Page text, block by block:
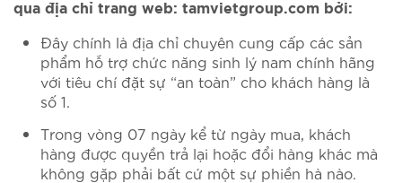
qua địa chỉ trang web: tamvietgroup.com bởi:
Đây chính là địa chỉ chuyên cung cấp các sản
phẩm hỗ trợ chức năng sinh lý nam chính hãng
với tiêu chí đặt sự “an toàn” cho khách hàng là
số 1.
Trong vòng 07 ngày kể từ ngày mua, khách
hàng được quyền trả lại hoặc đổi hàng khác mà
không gặp phải bất cứ một sự phiền hà nào.